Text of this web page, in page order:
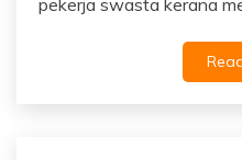
pekerja swasta kerana